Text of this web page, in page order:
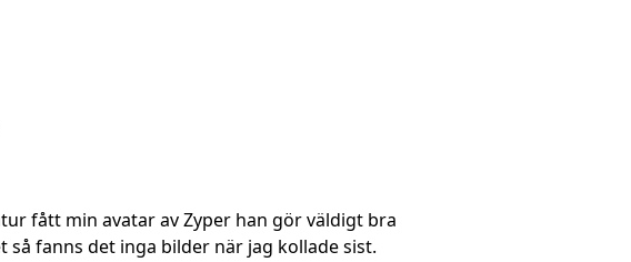
fått min avatar av Zyper han gör väldigt bra
så fanns det inga bilder när jag kollade sist.